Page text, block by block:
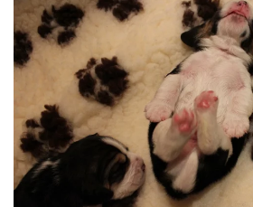
BILD ANZEIGEN